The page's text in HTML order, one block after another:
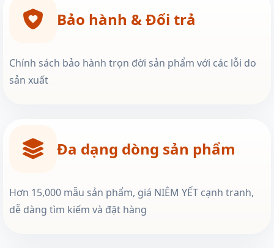
Bảo hành & Đổi trả
Chính sách bảo hành trọn đời sản phẩm với các lỗi do
sản xuất
Đa dạng dòng sản phẩm
Hơn 15,000 mẫu sản phẩm, giá NIÊM YẾT cạnh tranh,
dễ dàng tìm kiếm và đặt hàng